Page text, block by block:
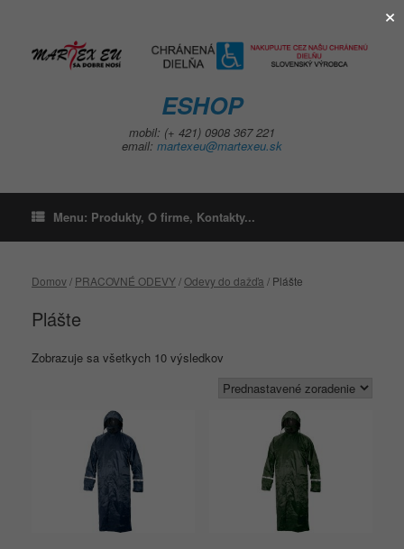
ESHOP
mobil: (+ 421) 0908 367 221
email: martexeu@martexeu.sk
Menu: Produkty, O firme, Kontakty...
Domov/ PRACOVNÉ ODEVY/Odevy do dažďa / Plášte
Plášte
Zobrazuje sa všetkych 10 výsledkov
×